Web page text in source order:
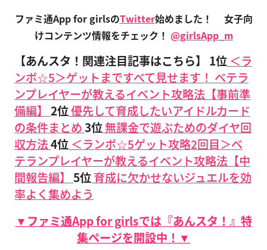
ファミ通App for girlsのTwitter始めました！
女子向
けコンテンツ情報をチェック！ @girlsApp_m
【あんスタ！関連注目記事はこちら】 1位 ＜ラ
ンボ☆5＞ゲットまですべて見せます！ ベテラ
ンプレイヤーが教えるイベント攻略法【事前準
備編】 2位優先して育成したいアイドルカード
の条件まとめ3位無課金で遊ぶためのダイヤ回
収方法4位 ＜ランボ☆5ゲット攻略2回目＞ベ
テランプレイヤーが教えるイベント攻略法【中
間報告編】 5位育成に欠かせないジュエルを効
率よく集めよう
▼ファミ通App for girlsでは『あんスタ！』特
集ページを開設中！▼